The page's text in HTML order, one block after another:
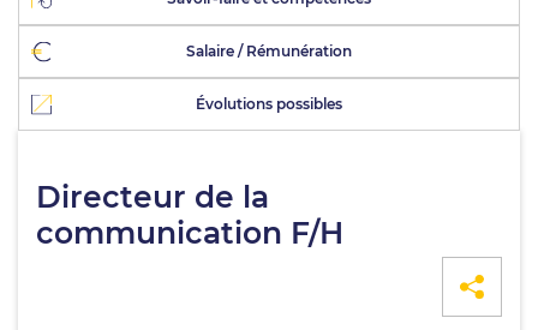
Salaire / Rémunération
Évolutions possibles
Directeur de la
communication F/H